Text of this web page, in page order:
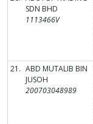
SDN BHD
1113466V
21. ABD MUTALIB BIN
JUSOH
200703048989